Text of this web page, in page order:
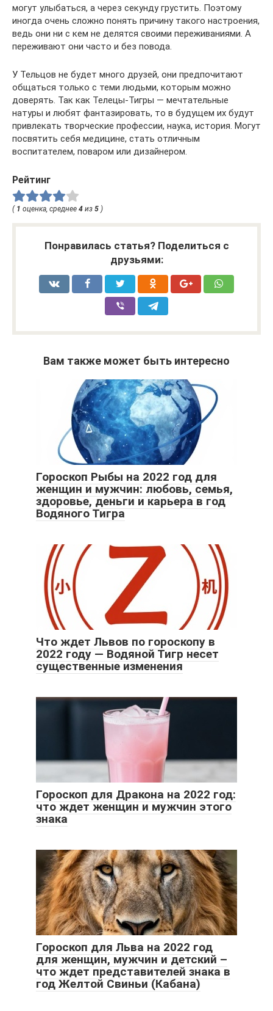
могут улыбаться, а через секунду грустить. Поэтому
иногда очень сложно понять причину такого настроения,
ведь они ни с кем не делятся своими переживаниями. А
переживают они часто и без повода.
У Тельцов не будет много друзей, они предпочитают
общаться только с теми людьми, которым можно
доверять. Так как Телецы-Тигры — мечтательные
натуры и любят фантазировать, то в будущем их будут
привлекать творческие профессии, наука, история. Могут
посвятить себя медицине, стать отличным
воспитателем, поваром или дизайнером.
Рейтинг
( 1 оценка, среднее 4 из 5 )
Понравилась статья? Поделиться с
друзьями:
Вам также может быть интересно
Гороскоп Рыбы на 2022 год для
женщин и мужчин: любовь, семья,
здоровье, деньги и карьера в год
Водяного Тигра
Что ждет Львов по гороскопу в
2022 году — Водяной Тигр несет
существенные изменения
Гороскоп для Дракона на 2022 год:
что ждет женщин и мужчин этого
знака
Гороскоп для Льва на 2022 год
для женщин, мужчин и детский –
что ждет представителей знака в
год Желтой Свиньи (Кабана)